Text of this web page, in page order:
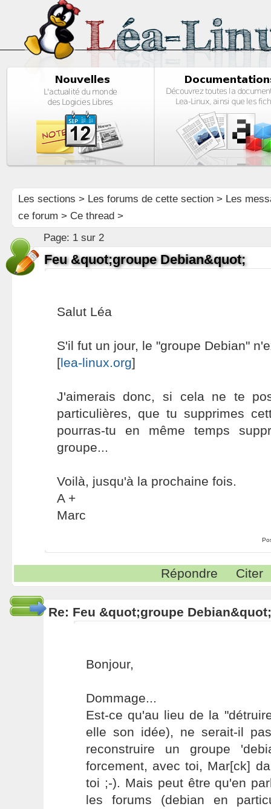
Les sections > Les forums de cette section> Les
ce forum > Ce thread >
Page: 1 sur 2
Feu &quot;groupe Debian&quot;
Salut Léa
S'il fut un jour, le "groupe Debian"
[lea-linux.org]
J'aimerais donc, si cela ne te
particulières, que tu supprimes
pourras-tu en même temps
groupe...
Voilà, jusqu'à la prochaine fois.
A +
Marc
Répondre Citer
Re: Feu &quot;groupe Debian&quot;
Bonjour,
Dommage...
Est-ce qu'au lieu de la
elle son idée), ne serait-il
reconstruire un groupe
forcement, avec toi, Mar[ck]
toi ;-). Mais peut être qu'en
les forums (debian en